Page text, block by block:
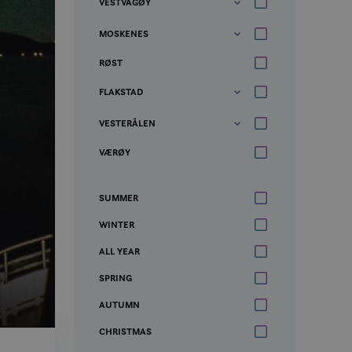
MOSKENES
RØST
FLAKSTAD
VESTERÅLEN
VÆRØY
SUMMER
WINTER
ALL YEAR
SPRING
AUTUMN
CHRISTMAS